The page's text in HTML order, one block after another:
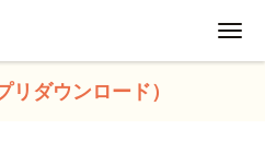
ダウンロード）